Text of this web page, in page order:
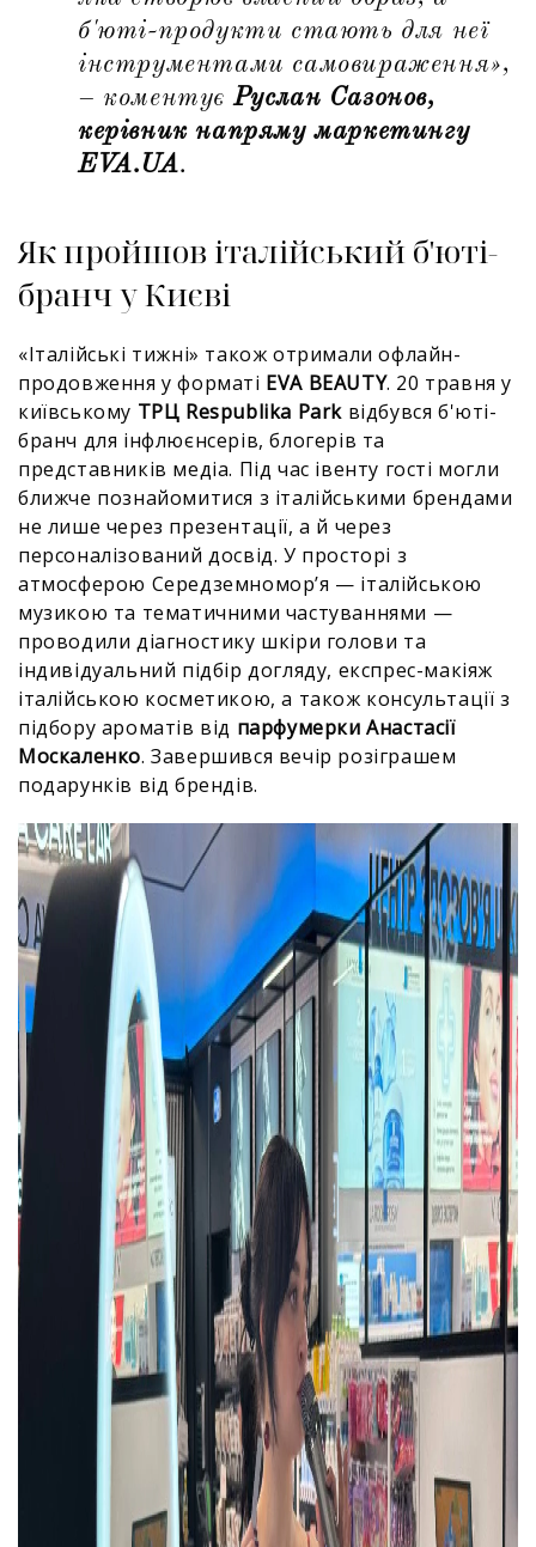
б'юті-продукти стають для неї
інструментами самовираження»,
– коментуєРуслан Сазонов,
керівник напряму маркетингу
EVA.UA.
Як пройшов італійський б'юті-
бранч у Києві
«Італійські тижні» також отримали офлайн-
продовження у форматі EVA BEAUTY. 20 травня у
київському ТРЦ Respublika Park відбувся б'юті-
бранч для інфлюєнсерів, блогерів та
представників медіа. Під час івенту гості могли
ближче познайомитися з італійськими брендами
не лише через презентації, а й через
персоналізований досвід. У просторі з
атмосферою Середземномор’я — італійською
музикою та тематичними частуваннями —
проводили діагностику шкіри голови та
індивідуальний підбір догляду, експрес-макіяж
італійською косметикою, а також консультації з
підбору ароматів від парфумерки Анастасії
Москаленко. Завершився вечір розіграшем
подарунків від брендів.